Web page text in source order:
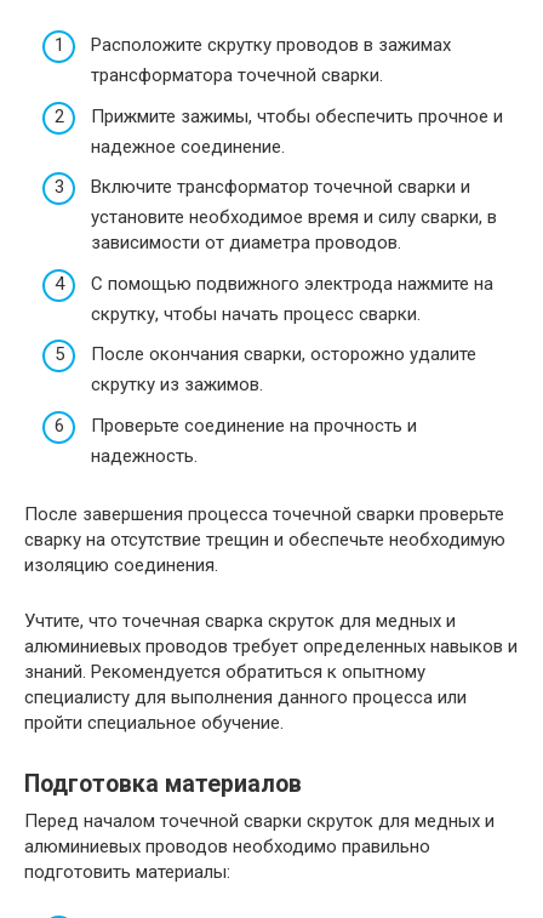
Расположите скрутку проводов в зажимах
трансформатора точечной сварки.
Прижмите зажимы, чтобы обеспечить прочное и
надежное соединение.
Включите трансформатор точечной сварки и
установите необходимое время и силу сварки, в
зависимости от диаметра проводов.
С помощью подвижного электрода нажмите на
скрутку, чтобы начать процесс сварки.
После окончания сварки, осторожно удалите
скрутку из зажимов.
Проверьте соединение на прочность и
надежность.
После завершения процесса точечной сварки проверьте
сварку на отсутствие трещин и обеспечьте необходимую
изоляцию соединения.
Учтите, что точечная сварка скруток для медных и
алюминиевых проводов требует определенных навыков и
знаний. Рекомендуется обратиться к опытному
специалисту для выполнения данного процесса или
пройти специальное обучение.
Подготовка материалов
Перед началом точечной сварки скруток для медных и
алюминиевых проводов необходимо правильно
подготовить материалы: